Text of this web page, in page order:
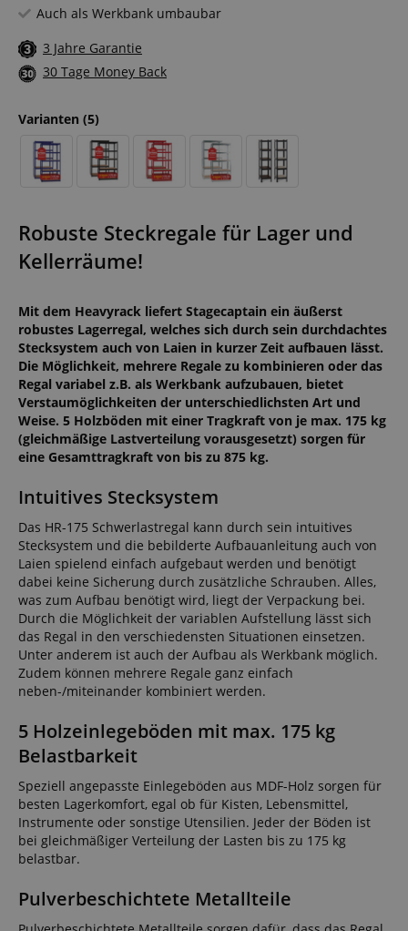
Auch als Werkbank umbaubar
3 Jahre Garantie
30 Tage Money Back
Varianten (5)
Robuste Steckregale für Lager und
Kellerräume!
Mit dem Heavyrack liefert Stagecaptain ein äußerst
robustes Lagerregal, welches sich durch sein durchdachtes
Stecksystem auch von Laien in kurzer Zeit aufbauen lässt.
Die Möglichkeit, mehrere Regale zu kombinieren oder das
Regal variabel z.B. als Werkbank aufzubauen, bietet
Verstaumöglichkeiten der unterschiedlichsten Art und
Weise. 5 Holzböden mit einer Tragkraft von je max. 175 kg
(gleichmäßige Lastverteilung vorausgesetzt) sorgen für
eine Gesamttragkraft von bis zu 875 kg.
Intuitives Stecksystem
Das HR-175 Schwerlastregal kann durch sein intuitives
Stecksystem und die bebilderte Aufbauanleitung auch von
Laien spielend einfach aufgebaut werden und benötigt
dabei keine Sicherung durch zusätzliche Schrauben. Alles,
was zum Aufbau benötigt wird, liegt der Verpackung bei.
Durch die Möglichkeit der variablen Aufstellung lässt sich
das Regal in den verschiedensten Situationen einsetzen.
Unter anderem ist auch der Aufbau als Werkbank möglich.
Zudem können mehrere Regale ganz einfach
neben-/miteinander kombiniert werden.
5 Holzeinlegeböden mit max. 175 kg
Belastbarkeit
Speziell angepasste Einlegeböden aus MDF-Holz sorgen für
besten Lagerkomfort, egal ob für Kisten, Lebensmittel,
Instrumente oder sonstige Utensilien. Jeder der Böden ist
bei gleichmäßiger Verteilung der Lasten bis zu 175 kg
belastbar.
Pulverbeschichtete Metallteile